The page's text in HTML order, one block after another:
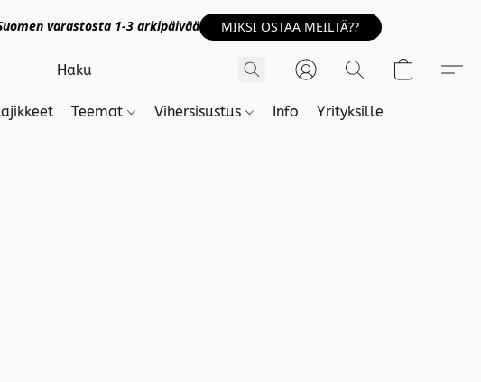
varastosta 1-3 arkipäivää MIKSI OSTAA MEILTÄ??
Teemat Vihersisustus Info Yrityksille